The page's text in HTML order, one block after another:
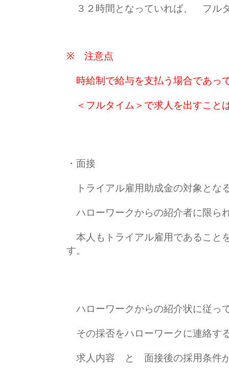
３２時間となっていれば、 フル
※ 注意点
時給制で給与を支払う場合であ
＜フルタイム＞で求人を出すこと
・面接
トライアル雇用助成金の対象とな
ハローワークからの紹介者に限ら
本人もトライアル雇用であること
す。
ハローワークからの紹介状に従っ
その採否をハローワークに連絡す
求人内容 と 面接後の採用条件が